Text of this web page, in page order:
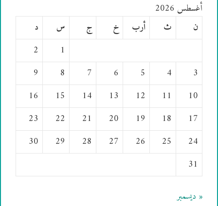
أغسطس 2026
ن
ث أرب خ ج س
د
1
2
3
4
5
6
7
8
9
10
11
12
13
14
15
16
17
18
19
20
21
22
23
24
25
26
27
28
29
30
31
« ديسمبر